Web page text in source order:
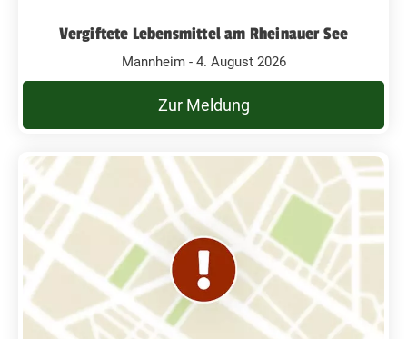
Vergiftete Lebensmittel am Rheinauer See
Mannheim - 4. August 2026
Zur Meldung